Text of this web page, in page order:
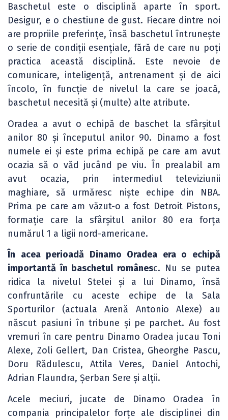
Baschetul este o disciplină aparte în sport.
Desigur, e o chestiune de gust. Fiecare dintre noi
are propriile preferințe, însă baschetul întrunește
o serie de condiții esențiale, fără de care nu poți
practica această disciplină. Este nevoie de
comunicare, inteligență, antrenament și de aici
încolo, în funcție de nivelul la care se joacă,
baschetul necesită și (multe) alte atribute.
Oradea a avut o echipă de baschet la sfârșitul
anilor 80 și începutul anilor 90. Dinamo a fost
numele ei și este prima echipă pe care am avut
ocazia să o văd jucând pe viu. În prealabil am
avut ocazia, prin intermediul televiziunii
maghiare, să urmăresc niște echipe din NBA.
Prima pe care am văzut-o a fost Detroit Pistons,
formație care la sfârșitul anilor 80 era forța
numărul 1 a ligii nord-americane.
În acea perioadă Dinamo Oradea era o echipă
importantă în baschetul românesc. Nu se putea
ridica la nivelul Stelei și a lui Dinamo, însă
confruntările cu aceste echipe de la Sala
Sporturilor (actuala Arenă Antonio Alexe) au
născut pasiuni în tribune și pe parchet. Au fost
vremuri în care pentru Dinamo Oradea jucau Toni
Alexe, Zoli Gellert, Dan Cristea, Gheorghe Pascu,
Doru Rădulescu, Attila Veres, Daniel Antochi,
Adrian Flaundra, Șerban Sere și alții.
Acele meciuri, jucate de Dinamo Oradea în
compania principalelor forțe ale disciplinei din